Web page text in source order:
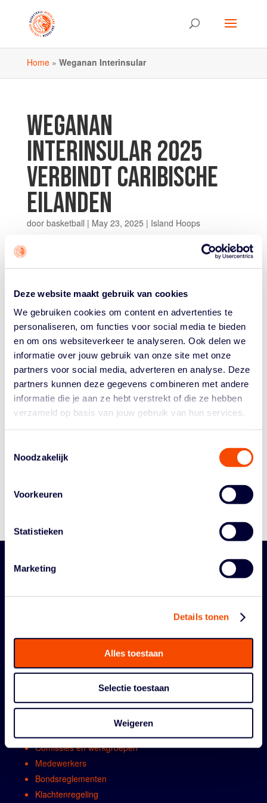
Deze website maakt gebruik van cookies
We gebruiken cookies om content en advertenties te
personaliseren, om functies voor social media te bieden
en om ons websiteverkeer te analyseren. Ook delen we
informatie over jouw gebruik van onze site met onze
partners voor social media, adverteren en analyse. Deze
partners kunnen deze gegevens combineren met andere
informatie die je aan ze hebt verstrekt of die ze hebben
verzameld op basis van jouw gebruik van hun services.
Noodzakelijk
Voorkeuren
Statistieken
Marketing
Details tonen
Alles toestaan
Selectie toestaan
Weigeren
Home» Weganan Interinsular
WEGANAN
INTERINSULAR 2025
VERBINDT CARIBISCHE
EILANDEN
door basketball | May 23, 2025 | Island Hoops
Vorige maand, op 11 en 12 april, vond op Bonaire het
3×3-toernooi Weganan Interinsular 2025 plaats. Aan dit
binnen het Koninkrijk der Nederlanden deel. De
Sint...
Historie
Bestuur En Commissies
Reglementen
ORGANISATIE
Contact
Algemene vergadring
Comissies en werkgroepen
Medewerkers
Bondsreglementen
Klachtenregeling